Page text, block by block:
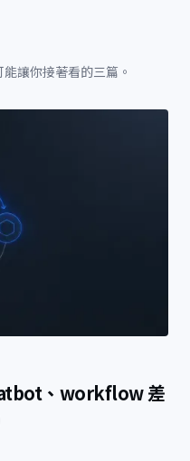
讓你接著看的三篇。
、workflow 差